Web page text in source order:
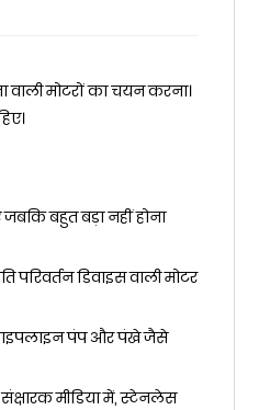
वाली मोटरों का चयन करना।
बहुत बड़ा नहीं होना
डिवाइस वाली मोटर
पंप और पंखे जैसे
मीडिया में, स्टेनलेस